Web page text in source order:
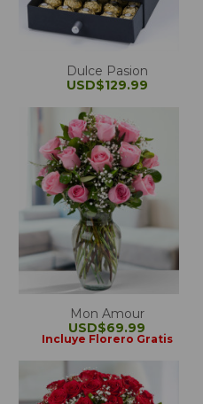
Dulce Pasion
USD$129.99
Mon Amour
USD$69.99
Incluye Florero Gratis